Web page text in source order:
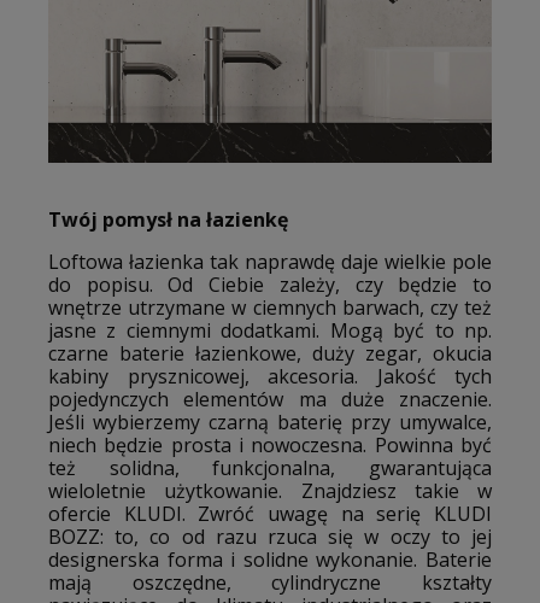
Twój pomysł na łazienkę
Loftowa łazienka tak naprawdę daje wielkie pole
do popisu. Od Ciebie zależy, czy będzie to
wnętrze utrzymane w ciemnych barwach, czy też
jasne z ciemnymi dodatkami. Mogą być to np.
czarne baterie łazienkowe, duży zegar, okucia
kabiny prysznicowej, akcesoria. Jakość tych
pojedynczych elementów ma duże znaczenie.
Jeśli wybierzemy czarną baterię przy umywalce,
niech będzie prosta i nowoczesna. Powinna być
też solidna, funkcjonalna, gwarantująca
wieloletnie użytkowanie. Znajdziesz takie w
ofercie KLUDI. Zwróć uwagę na serię KLUDI
BOZZ: to, co od razu rzuca się w oczy to jej
designerska forma i solidne wykonanie. Baterie
mają oszczędne, cylindryczne kształty